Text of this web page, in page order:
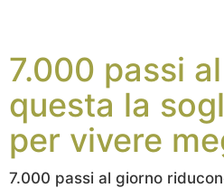
7.000 passi
questa la
per vivere
7.000 passi al giorno